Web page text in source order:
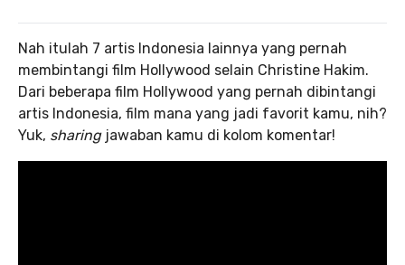
Nah itulah 7 artis Indonesia lainnya yang pernah
membintangi film Hollywood selain Christine Hakim.
Dari beberapa film Hollywood yang pernah dibintangi
artis Indonesia, film mana yang jadi favorit kamu, nih?
Yuk, sharingjawaban kamu di kolom komentar!